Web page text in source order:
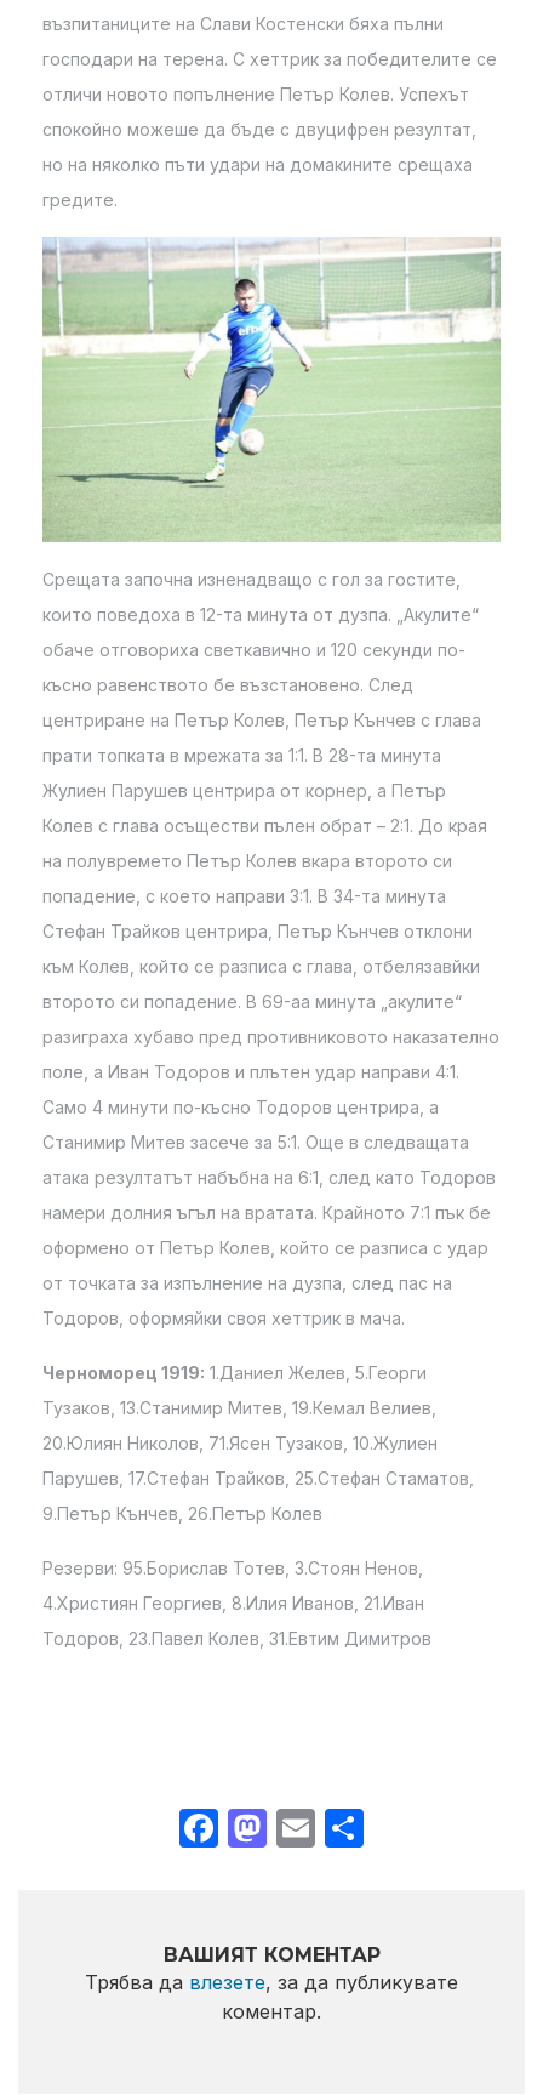
възпитаниците на Слави Костенски бяха пълни
господари на терена. С хеттрик за победителите се
отличи новото попълнение Петър Колев. Успехът
спокойно можеше да бъде с двуцифрен резултат,
но на няколко пъти удари на домакините срещаха
гредите.
Срещата започна изненадващо с гол за гостите,
които поведоха в 12-та минута от дузпа. „Акулите“
обаче отговориха светкавично и 120 секунди по-
късно равенството бе възстановено. След
центриране на Петър Колев, Петър Кънчев с глава
прати топката в мрежата за 1:1. В 28-та минута
Жулиен Парушев центрира от корнер, а Петър
Колев с глава осъществи пълен обрат – 2:1. До края
на полувремето Петър Колев вкара второто си
попадение, с което направи 3:1. В 34-та минута
Стефан Трайков центрира, Петър Кънчев отклони
към Колев, който се разписа с глава, отбелязавйки
второто си попадение. В 69-аа минута „акулите“
разиграха хубаво пред противниковото наказателно
поле, а Иван Тодоров и плътен удар направи 4:1.
Само 4 минути по-късно Тодоров центрира, а
Станимир Митев засече за 5:1. Още в следващата
атака резултатът набъбна на 6:1, след като Тодоров
намери долния ъгъл на вратата. Крайното 7:1 пък бе
оформено от Петър Колев, който се разписа с удар
от точката за изпълнение на дузпа, след пас на
Тодоров, оформяйки своя хеттрик в мача.
Черноморец 1919: 1.Даниел Желев, 5.Георги
Тузаков, 13.Станимир Митев, 19.Кемал Велиев,
20.Юлиян Николов, 71.Ясен Тузаков, 10.Жулиен
Парушев, 17.Стефан Трайков, 25.Стефан Стаматов,
9.Петър Кънчев, 26.Петър Колев
Резерви: 95.Борислав Тотев, 3.Стоян Ненов,
4.Християн Георгиев, 8.Илия Иванов, 21.Иван
Тодоров, 23.Павел Колев, 31.Евтим Димитров
Facebook
Mastodon
Email
ВАШИЯТ КОМЕНТАР
Трябва да влезете, за да публикувате
коментар.